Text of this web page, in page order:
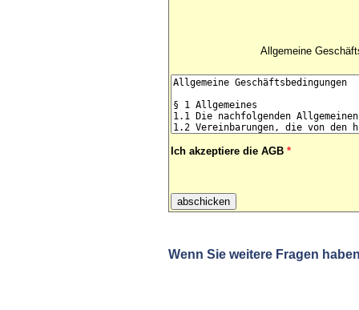
Allgemeine
Ich akzeptiere die AGB *
Wenn Sie weitere Fragen